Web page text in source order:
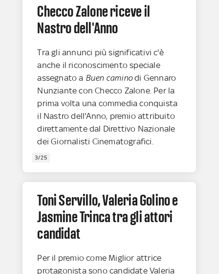
Checco Zalone riceve il
Nastro dell'Anno
Tra gli annunci più significativi c'è
anche il riconoscimento speciale
assegnato a Buen caminodi Gennaro
Nunziante con Checco Zalone. Per la
prima volta una commedia conquista
il Nastro dell'Anno, premio attribuito
direttamente dal Direttivo Nazionale
dei Giornalisti Cinematografici.
3/25
Toni Servillo, Valeria Golino e
Jasmine Trinca tra gli attori
candidat
Per il premio come Miglior attrice
protagonista sono candidate Valeria